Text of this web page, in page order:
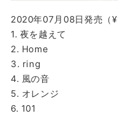
2020年07月08日発売（
1. 夜を越えて
2. Home
3. ring
4. 風の音
5. オレンジ
6. 101